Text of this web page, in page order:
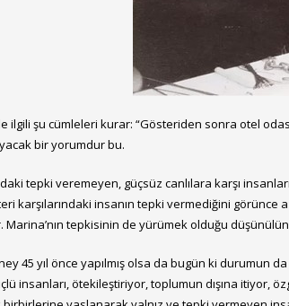
ilgili şu cümleleri kurar: “Gösteriden sonra otel
bir yorumdur bu.
tepki veremeyen, güçsüz canlılara karşı
karşılarındaki insanın tepki vermediğini görünce
Marina’nın tepkisinin de yürümek olduğu
45 yıl önce yapılmış olsa da bugün ki durumun
insanları, ötekileştiriyor, toplumun dışına